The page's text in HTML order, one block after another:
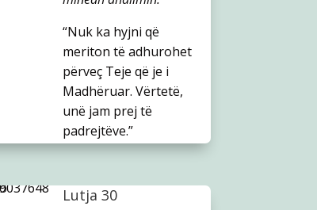
“Nuk ka hyjni që
meriton të adhurohet
përveç Teje që je i
Madhëruar. Vërtetë,
unë jam prej të
padrejtëve.”
Lutja 30